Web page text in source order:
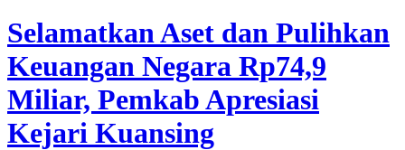
Selamatkan Aset dan Pulihkan
Keuangan Negara Rp74,9
Miliar, Pemkab Apresiasi
Kejari Kuansing